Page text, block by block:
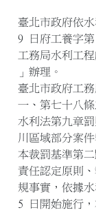
臺北市政府依
9 日府工養字
工務局水利工
臺北市政府工
一、第七十八
水利法第九章
川區域部分
本裁罰基準第
責任認定原則
規事實，依據
5 日開始施行